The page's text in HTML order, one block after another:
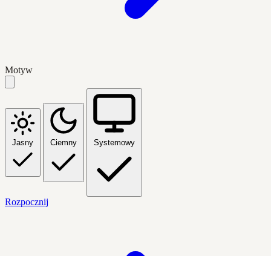
Motyw
Jasny Ciemny Systemowy
Rozpocznij